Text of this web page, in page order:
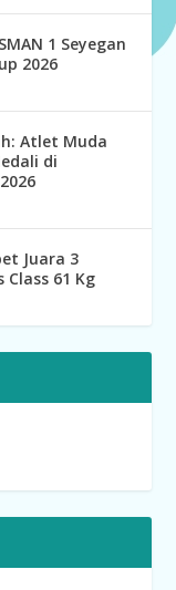
1 Seyegan
2026
Atlet Muda
di
Juara 3
61 Kg